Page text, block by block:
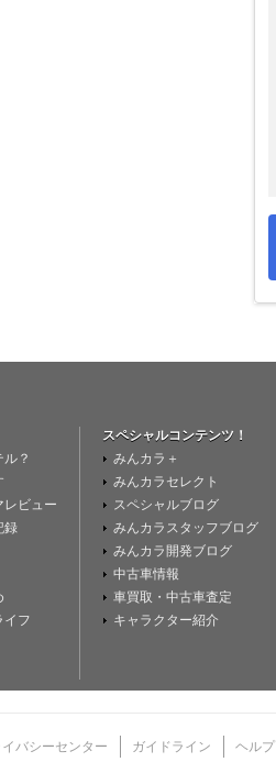
？
レビュー
録
イフ
スペシャルコンテンツ！
みんカラ＋
みんカラセレクト
スペシャルブログ
みんカラスタッフブログ
みんカラ開発ブログ
中古車情報
車買取・中古車査定
キャラクター紹介
イバシーセンター ガイドライン ヘルプ